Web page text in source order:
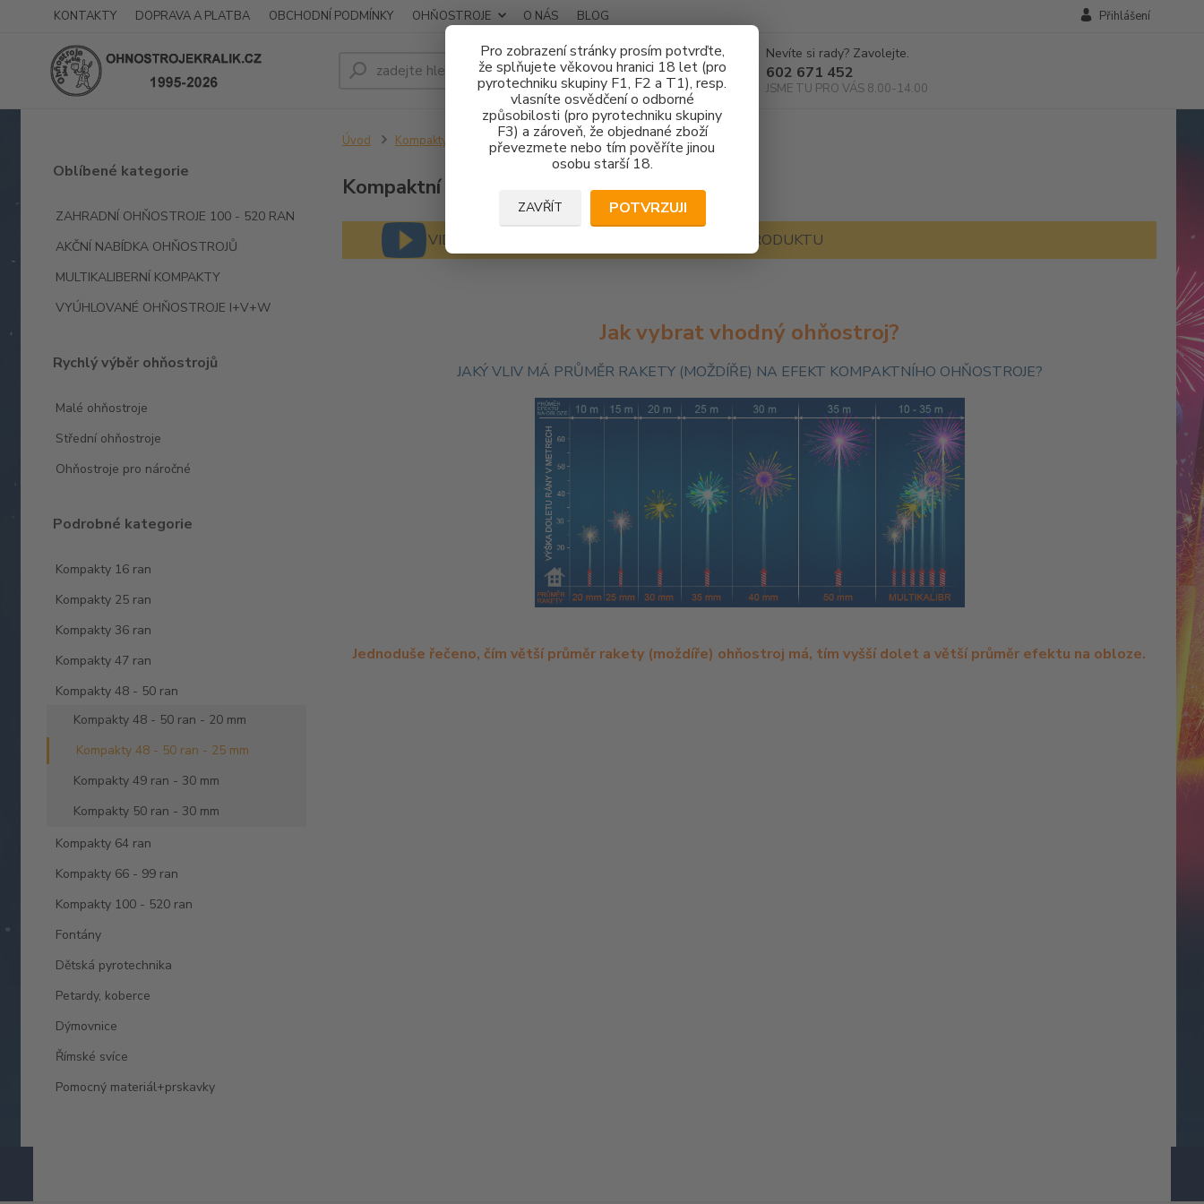
Pro zobrazení stránky prosím potvrďte,
že splňujete věkovou hranici 18 let (pro
pyrotechniku skupiny F1, F2 a T1), resp.
vlasníte osvědčení o odborné
způsobilosti (pro pyrotechniku skupiny
F3) a zároveň, že objednané zboží
převezmete nebo tím pověříte jinou
osobu starší 18.
ZAVŘÍT POTVRZUJI
KONTAKTY DOPRAVA A PLATBA OBCHODNÍ PODMÍNKY OHŇOSTROJE O NÁS BLOG Přihlášení
Hledat
Nevíte si rady? Zavolejte.
602 671 452
JSME TU PRO VÁS 8.00-14.00
Oblíbené kategorie
ZAHRADNÍ OHŇOSTROJE 100 - 520 RAN
AKČNÍ NABÍDKA OHŇOSTROJŮ
MULTIKALIBERNÍ KOMPAKTY
VYÚHLOVANÉ OHŇOSTROJE I+V+W
Rychlý výběr ohňostrojů
Malé ohňostroje
Střední ohňostroje
Ohňostroje pro náročné
Podrobné kategorie
Kompakty 16 ran
Kompakty 25 ran
Kompakty 36 ran
Kompakty 47 ran
Kompakty 48 - 50 ran
Kompakty 48 - 50 ran - 20 mm
Kompakty 48 - 50 ran - 25 mm
Kompakty 49 ran - 30 mm
Kompakty 50 ran - 30 mm
Kompakty 64 ran
Kompakty 66 - 99 ran
Kompakty 100 - 520 ran
Fontány
Dětská pyrotechnika
Petardy, koberce
Dýmovnice
Římské svíce
Pomocný materiál+prskavky
Úvod Kompakty 48 - 50 ran Kompakty 48 - 50 ran - 25 mm
Kompaktní ohňostroje 48 - 50 ran - 25 mm
VIDEO U KAŽDÉHO OHŇOSTROJE V DETAILU PRODUKTU
Jak vybrat vhodný ohňostroj?
JAKÝ VLIV MÁ PRŮMĚR RAKETY (MOŽDÍŘE) NA EFEKT KOMPAKTNÍHO OHŇOSTROJE?
Jednoduše řečeno, čím větší průměr rakety (moždíře) ohňostroj má, tím vyšší dolet a větší průměr efektu na obloze.